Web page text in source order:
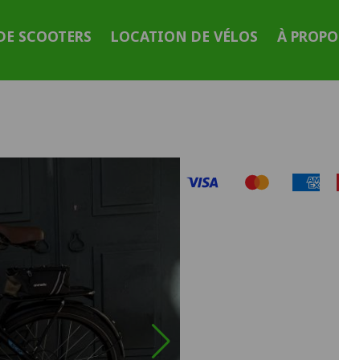
SCOOTERS LOCATION DE VÉLOS À